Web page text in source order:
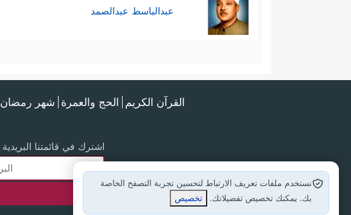
عبدالباسط عبدالصمد
القرآن الكريم الحج والعمرة شهر رمضان
اشترك في قائمتنا البريدية
نستخدم ملفات تعريف الارتباط لتحسين تجربة التصفح الخاصة
بك. يمكنك تخصيص تفضيلاتك.
تخصيص